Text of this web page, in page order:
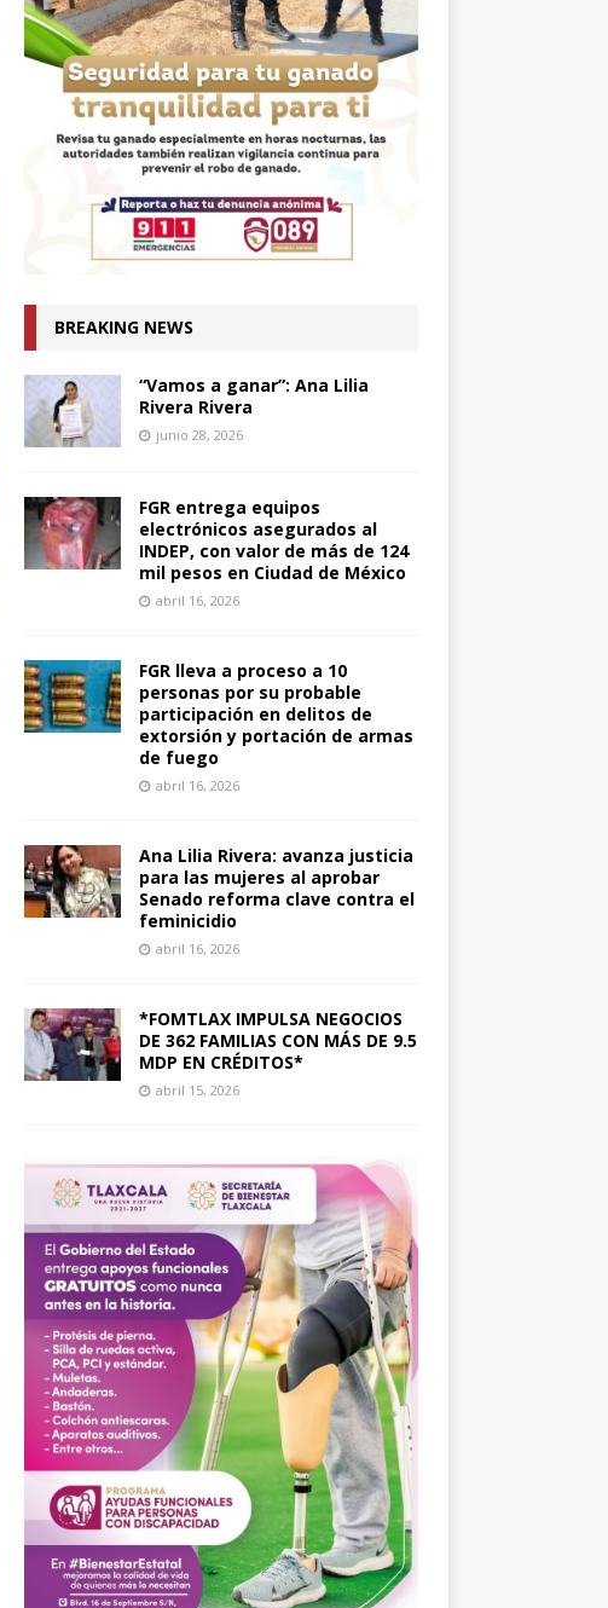
BREAKING NEWS
“Vamos a ganar”: Ana Lilia
Rivera Rivera
junio 28, 2026
FGR entrega equipos
electrónicos asegurados al
INDEP, con valor de más de 124
mil pesos en Ciudad de México
abril 16, 2026
FGR lleva a proceso a 10
personas por su probable
participación en delitos de
extorsión y portación de armas
de fuego
abril 16, 2026
Ana Lilia Rivera: avanza justicia
para las mujeres al aprobar
Senado reforma clave contra el
feminicidio
abril 16, 2026
*FOMTLAX IMPULSA NEGOCIOS
DE 362 FAMILIAS CON MÁS DE 9.5
MDP EN CRÉDITOS*
abril 15, 2026